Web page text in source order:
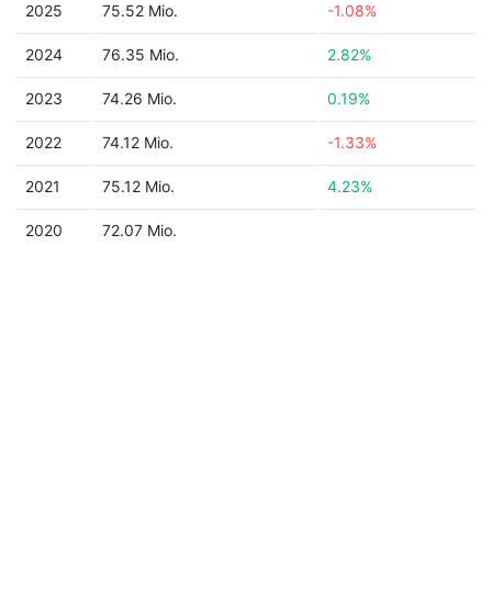
2025 75.52 Mio. -1.08%
2024 76.35 Mio. 2.82%
2023 74.26 Mio. 0.19%
2022 74.12 Mio. -1.33%
2021 75.12 Mio. 4.23%
2020 72.07 Mio.